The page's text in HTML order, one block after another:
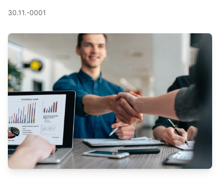
30.11.-0001